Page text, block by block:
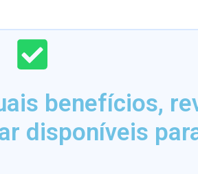
benefícios,
disponíveis